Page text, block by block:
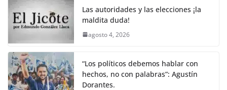
Las autoridades y las elecciones ¡la
maldita duda!
agosto 4, 2026
“Los políticos debemos hablar con
hechos, no con palabras”: Agustín
Dorantes.